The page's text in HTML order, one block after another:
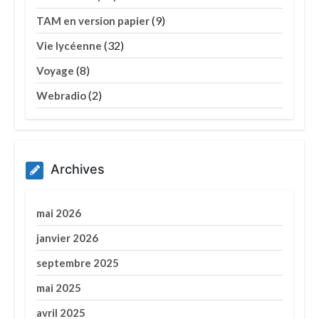
TAM en version papier(9)
Vie lycéenne (32)
Voyage (8)
Webradio(2)
Archives
mai 2026
janvier 2026
septembre 2025
mai 2025
avril 2025